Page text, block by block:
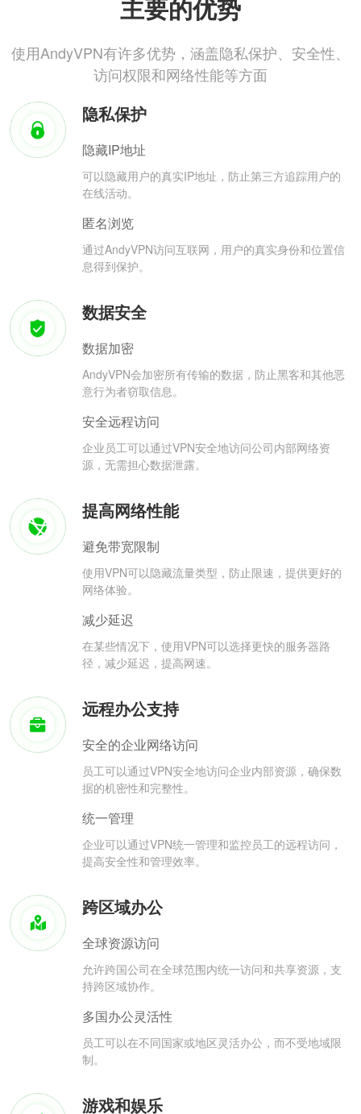
主要的优势
使用AndyVPN有许多优势，涵盖隐私保护、安全性、
访问权限和网络性能等方面
隐私保护
隐藏IP地址
可以隐藏用户的真实IP地址，防止第三方追踪用户的
在线活动。
匿名浏览
通过AndyVPN访问互联网，用户的真实身份和位置信
息得到保护。
数据安全
数据加密
AndyVPN会加密所有传输的数据，防止黑客和其他恶
意行为者窃取信息。
安全远程访问
企业员工可以通过VPN安全地访问公司内部网络资
源，无需担心数据泄露。
提高网络性能
避免带宽限制
使用VPN可以隐藏流量类型，防止限速，提供更好的
网络体验。
减少延迟
在某些情况下，使用VPN可以选择更快的服务器路
径，减少延迟，提高网速。
远程办公支持
安全的企业网络访问
员工可以通过VPN安全地访问企业内部资源，确保数
据的机密性和完整性。
统一管理
企业可以通过VPN统一管理和监控员工的远程访问，
提高安全性和管理效率。
跨区域办公
全球资源访问
允许跨国公司在全球范围内统一访问和共享资源，支
持跨区域协作。
多国办公灵活性
员工可以在不同国家或地区灵活办公，而不受地域限
制。
游戏和娱乐